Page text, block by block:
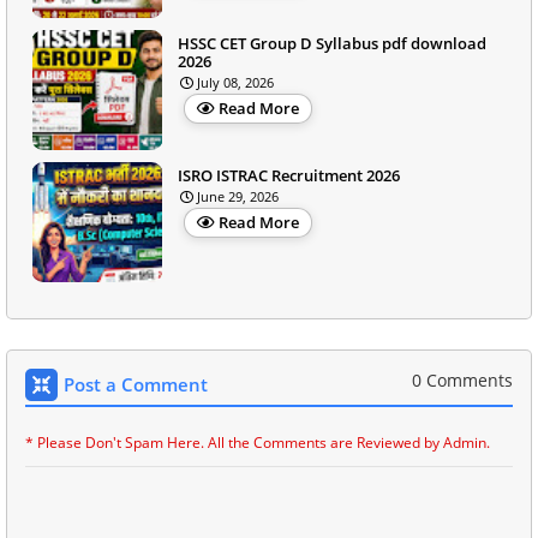
HSSC CET Group D Syllabus pdf download
2026
July 08, 2026
Read More
ISRO ISTRAC Recruitment 2026
June 29, 2026
Read More
Post a Comment 0 Comments
* Please Don't Spam Here. All the Comments are Reviewed by Admin.